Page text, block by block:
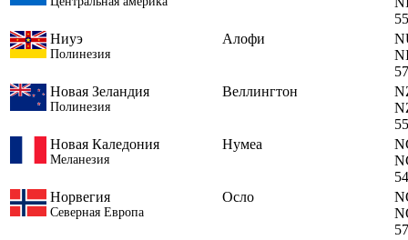
Ниуэ
Полинезия
Алофи
Новая Зеландия
Полинезия
Веллингтон
Новая Каледония
Меланезия
Нумеа
Норвегия
Северная Европа
Осло